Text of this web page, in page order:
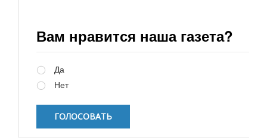
Вам нравится наша газета?
Да
Нет